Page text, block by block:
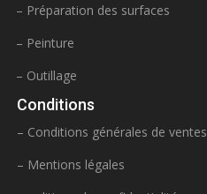
– Préparation des surfaces
– Peinture
– Outillage
Conditions
– Conditions générales de ventes
– Mentions légales